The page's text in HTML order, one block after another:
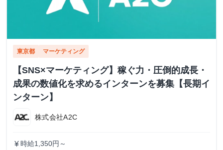
東京都 マーケティング
【SNS×マーケティング】稼ぐ力・圧倒的成長・
成果の数値化を求めるインターンを募集【長期イ
ンターン】
株式会社A2C
currency_yen 時給1,350円～